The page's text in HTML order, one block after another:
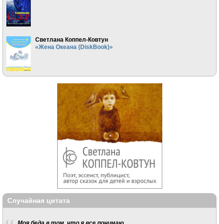
Светлана Коппел-Ковтун
«Жена Океана (DiskBook)»
Случайная цитата